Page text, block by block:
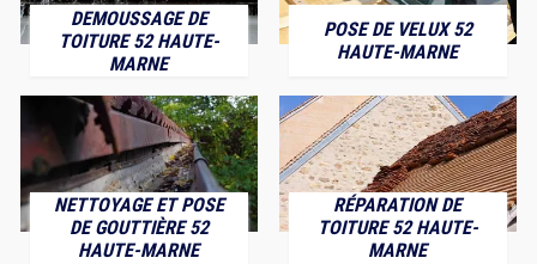
DEMOUSSAGE DE
TOITURE 52 HAUTE-
MARNE
POSE DE VELUX 52
HAUTE-MARNE
NETTOYAGE ET POSE
DE GOUTTIÈRE 52
HAUTE-MARNE
RÉPARATION DE
TOITURE 52 HAUTE-
MARNE